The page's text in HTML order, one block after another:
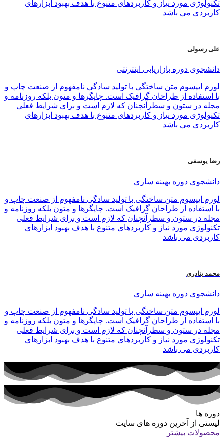
تکنولوژی مورد نیاز و کاربردهای متنوع با هدف بهبود ابزارهای
کاربردی می باشد
علی رسولی
دانشجوی دوره بازاریابی اینترنتی
لورم ایپسوم متن ساختگی با تولید سادگی نامفهوم از صنعت چاپ و
با استفاده از طراحان گرافیک است. چاپگرها و متون بلکه روزنامه و
مجله در ستون و سطرآنچنان که لازم است و برای شرایط فعلی
تکنولوژی مورد نیاز و کاربردهای متنوع با هدف بهبود ابزارهای
کاربردی می باشد
رضا یوسفی
دانشجوی دوره بهینه سازی
لورم ایپسوم متن ساختگی با تولید سادگی نامفهوم از صنعت چاپ و
با استفاده از طراحان گرافیک است. چاپگرها و متون بلکه روزنامه و
مجله در ستون و سطرآنچنان که لازم است و برای شرایط فعلی
تکنولوژی مورد نیاز و کاربردهای متنوع با هدف بهبود ابزارهای
کاربردی می باشد
محمد بنادری
دانشجوی دوره بهینه سازی
لورم ایپسوم متن ساختگی با تولید سادگی نامفهوم از صنعت چاپ و
با استفاده از طراحان گرافیک است. چاپگرها و متون بلکه روزنامه و
مجله در ستون و سطرآنچنان که لازم است و برای شرایط فعلی
تکنولوژی مورد نیاز و کاربردهای متنوع با هدف بهبود ابزارهای
کاربردی می باشد
دوره ها
لیستی از آخرین دوره های سایت
محصولات بیشتر